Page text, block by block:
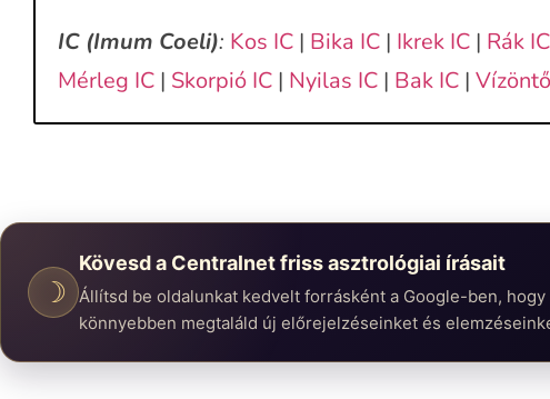
IC (Imum Coeli): Kos IC | Bika IC | Ikrek IC | Rák IC
Mérleg IC | Skorpió IC | Nyilas IC | Bak IC |
☽
Kövesd a Centralnet friss asztrológiai írásait
Állítsd be oldalunkat kedvelt forrásként a Google-ben, hogy
könnyebben megtaláld új előrejelzéseinket és